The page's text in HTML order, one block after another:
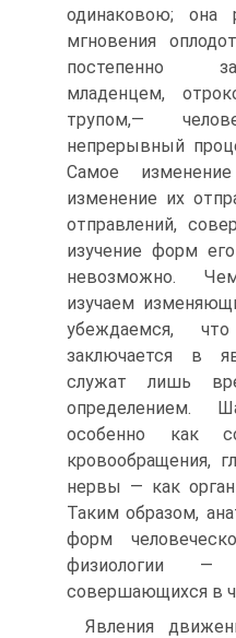
одинаковою; она
мгновения
постепенно
младенцем,
трупом,—
непрерывный
Самое
изменение их
отправлений,
изучение форм
невозможно.
изучаем
убеждаемся,
заключается в
служат лишь
определением.
особенно как
кровообращения,
нервы — как
Таким образом,
форм
физиологии —
совершающихся в
Явления